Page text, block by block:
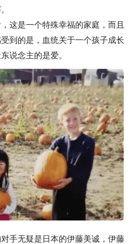
这是一个特殊幸福的家庭，而且
到的是，血统关于一个孩子成长
说念主的是爱。
手无疑是日本的伊藤美诚，伊藤